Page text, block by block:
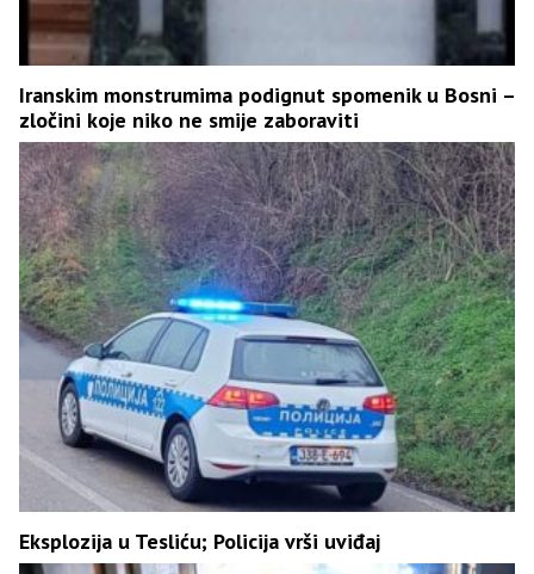
Iranskim monstrumima podignut spomenik u Bosni –
zločini koje niko ne smije zaboraviti
Eksplozija u Tesliću; Policija vrši uviđaj